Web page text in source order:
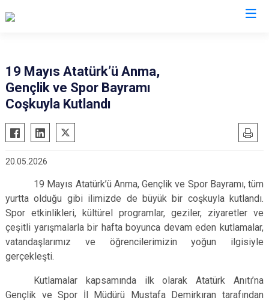
19 Mayıs Atatürk’ü Anma,
Gençlik ve Spor Bayramı
Coşkuyla Kutlandı
20.05.2026
19 Mayıs Atatürk’ü Anma, Gençlik ve Spor Bayramı, tüm
yurtta olduğu gibi ilimizde de büyük bir coşkuyla kutlandı.
Spor etkinlikleri, kültürel programlar, geziler, ziyaretler ve
çeşitli yarışmalarla bir hafta boyunca devam eden kutlamalar,
vatandaşlarımız ve öğrencilerimizin yoğun ilgisiyle
gerçekleşti.
Kutlamalar kapsamında ilk olarak Atatürk Anıtı’na
Gençlik ve Spor İl Müdürü Mustafa Demirkıran tarafından